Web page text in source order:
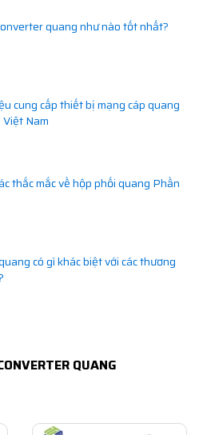
quang như nào tốt nhất?
cung cấp thiết bị mạng cáp quang
Nam
thắc mắc về hộp phối quang Phần
có gì khác biệt với các thương
QUANG